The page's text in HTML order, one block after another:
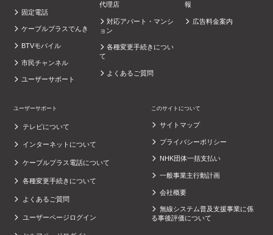
固定電話
ケーブルプラスでんき
BTVモバイル
市民チャンネル
ユーザーサポート
代理店
対応アパート・マンシ
ョン
各種変更手続きについ
て
よくあるご質問
報
広告料金案内
ユーザーサポート
テレビについて
インターネットについて
ケーブルプラス電話について
各種変更手続きについて
よくあるご質問
ユーザーページログイン
このサイトについて
サイトマップ
プライバシーポリシー
NHK団体一括支払い
一般事業主行動計画
会社概要
無線システム普及支援事業に係
る事後評価について